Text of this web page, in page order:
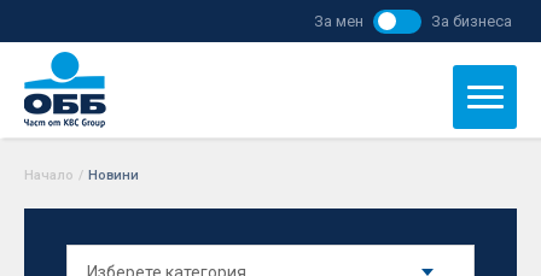
За мен За бизнеса
Начало / Новини